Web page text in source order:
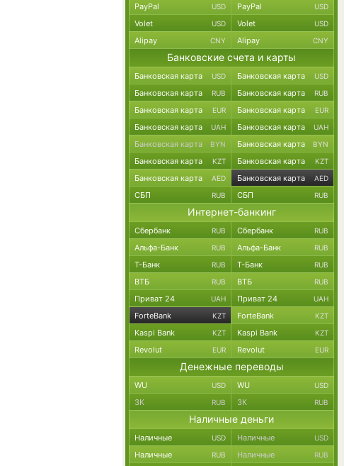
PayPal USD PayPal USD
Volet USD Volet USD
Alipay CNY Alipay CNY
Банковские счета и карты
Банковская карта USD Банковская карта USD
Банковская карта RUB Банковская карта RUB
Банковская карта EUR Банковская карта EUR
Банковская карта UAH Банковская карта UAH
Банковская карта BYN Банковская карта BYN
Банковская карта KZT Банковская карта KZT
Банковская карта AED Банковская карта AED
СБП RUB СБП RUB
Интернет-банкинг
Сбербанк RUB Сбербанк RUB
Альфа-Банк RUB Альфа-Банк RUB
Т-Банк RUB Т-Банк RUB
ВТБ RUB ВТБ RUB
Приват 24 UAH Приват 24 UAH
ForteBank KZT ForteBank KZT
Kaspi Bank KZT Kaspi Bank KZT
Revolut EUR Revolut EUR
Денежные переводы
WU USD WU USD
ЗК RUB ЗК RUB
Наличные деньги
Наличные USD Наличные USD
Наличные RUB Наличные RUB